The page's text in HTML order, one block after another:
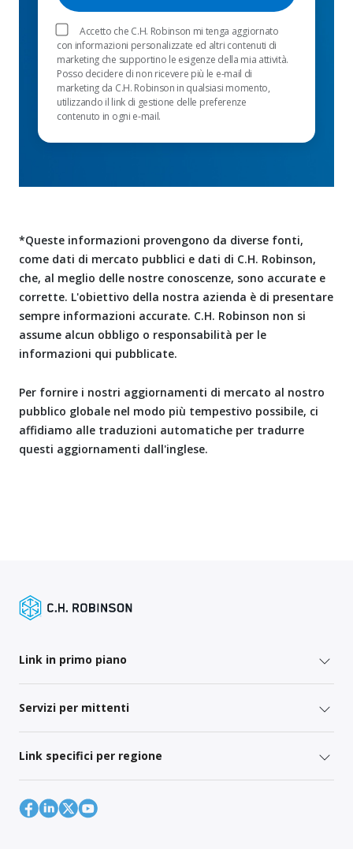
Accetto che C.H. Robinson mi tenga aggiornato
con informazioni personalizzate ed altri contenuti di
marketing che supportino le esigenze della mia attività.
Posso decidere di non ricevere più le e-mail di
marketing da C.H. Robinson in qualsiasi momento,
utilizzando il link di gestione delle preferenze
contenuto in ogni e-mail.
*Queste informazioni provengono da diverse fonti,
come dati di mercato pubblici e dati di C.H. Robinson,
che, al meglio delle nostre conoscenze, sono accurate e
corrette. L'obiettivo della nostra azienda è di presentare
sempre informazioni accurate. C.H. Robinson non si
assume alcun obbligo o responsabilità per le
informazioni qui pubblicate.
Per fornire i nostri aggiornamenti di mercato al nostro
pubblico globale nel modo più tempestivo possibile, ci
affidiamo alle traduzioni automatiche per tradurre
questi aggiornamenti dall'inglese.
Link in primo piano
Servizi per mittenti
Link specifici per regione